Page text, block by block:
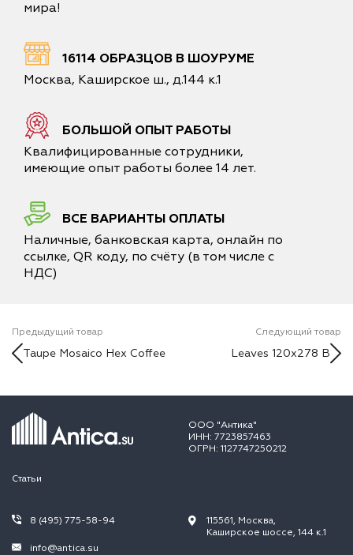
мира!
16114 ОБРАЗЦОВ В ШОУРУМЕ
Москва, Каширское ш., д.144 к.1
БОЛЬШОЙ ОПЫТ РАБОТЫ
Квалифицированные сотрудники,
имеющие опыт работы более 14 лет.
ВСЕ ВАРИАНТЫ ОПЛАТЫ
Наличные, банковская карта, онлайн по
ссылке, QR коду, по счёту (в том числе с
НДС)
Предыдущий товар
Taupe Mosaico Hex Coffee
Следующий товар
Leaves 120x278 B
ООО "Антика"
ИНН: 7723857463
ОГРН: 1127747250212
Статьи
8 (495) 775-58-94
info@antica.su
115561, Москва,
Каширское шоссе, 144 к.1